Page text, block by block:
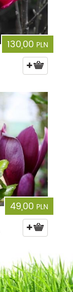
130,00 PLN
49,00 PLN